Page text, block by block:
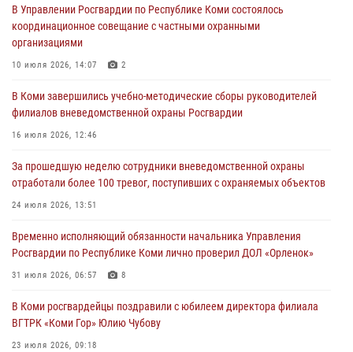
03 августа 2026, 12:07 5
В Коми росгвардейцы информируют граждан об изменениях в
законодательстве в сфере оборота оружия и продолжают изымать
02 августа 2026, 06:17
В Койгородском районе местный житель обратился в Росгвардию
31 июля 2026, 10:55
Временно исполняющий обязанности начальника Управления
31 июля 2026, 06:57 8
В Усинске росгвардейцы оперативно отработали план «Квартал»
В Управлении Росгвардии по Республике Коми состоялось
координационное совещание с частными охранными
организациями
10 июля 2026, 14:07 2
В Коми завершились учебно-методические сборы руководителей
филиалов вневедомственной охраны Росгвардии
16 июля 2026, 12:46
За прошедшую неделю сотрудники вневедомственной охраны
отработали более 100 тревог, поступивших с охраняемых объектов
24 июля 2026, 13:51
Временно исполняющий обязанности начальника Управления
Росгвардии по Республике Коми лично проверил ДОЛ «Орленок»
31 июля 2026, 06:57 8
В Коми росгвардейцы поздравили с юбилеем директора филиала
ВГТРК «Коми Гор» Юлию Чубову
23 июля 2026, 09:18